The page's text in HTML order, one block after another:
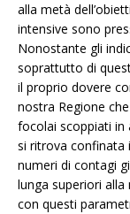
alla metà
intensive sono
Nonostante gli
soprattutto di
il proprio dovere
nostra Regione
focolai scoppiati in
si ritrova confinata
numeri di contagi
lunga superiori
con questi